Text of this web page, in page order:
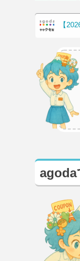
【
agoda